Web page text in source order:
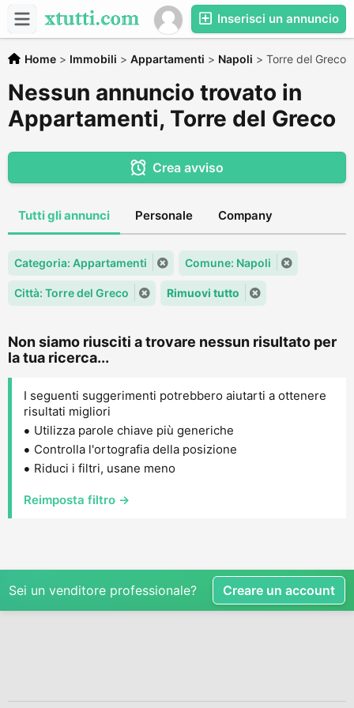
Inserisci un annuncio
Home > Immobili > Appartamenti > Napoli > Torre del Greco
Nessun annuncio trovato in
Appartamenti, Torre del Greco
Crea avviso
Tutti gli annunci Personale Company
Categoria: Appartamenti Comune: Napoli
Città: Torre del Greco Rimuovi tutto
Non siamo riusciti a trovare nessun risultato per
la tua ricerca...
I seguenti suggerimenti potrebbero aiutarti a ottenere
risultati migliori
Utilizza parole chiave più generiche
Controlla l'ortografia della posizione
Riduci i filtri, usane meno
Reimposta filtro →
Sei un venditore professionale? Creare un account